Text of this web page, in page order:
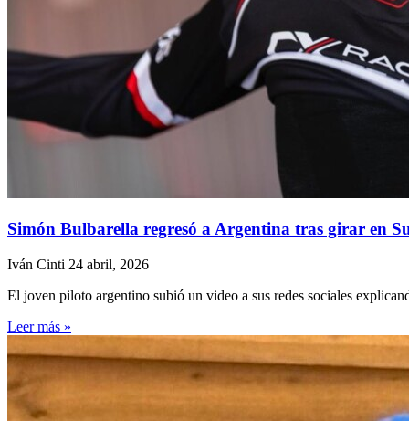
Simón Bulbarella regresó a Argentina tras girar en
Iván Cinti 24 abril, 2026
El joven piloto argentino subió un video a sus redes sociales
Leer más »